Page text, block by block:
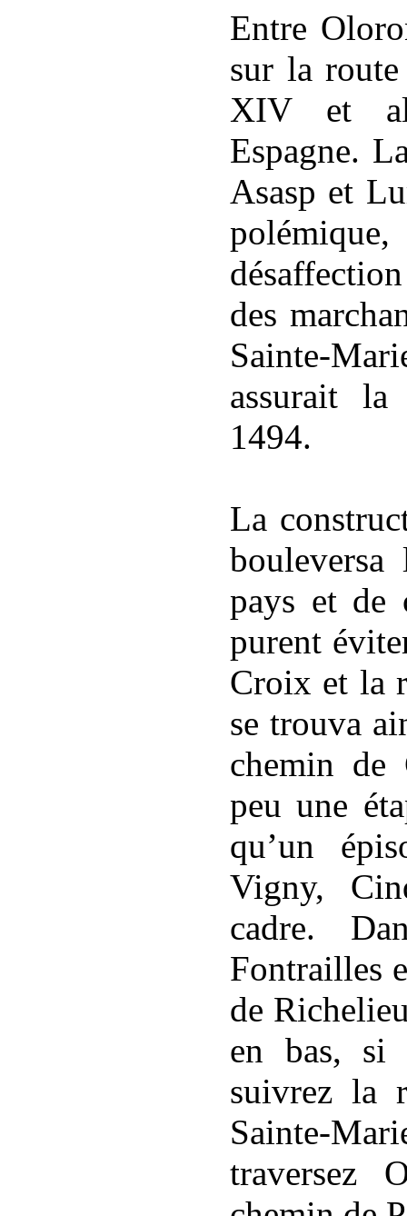
Entre
sur la
XIV et
Espagne.
Asasp et
des
Sainte-
assurait la
1494.
La
pays et de
purent
Croix et la
se trouva
chemin de
peu une
qu’un
Vigny,
cadre.
Fontrailles
de
en bas, si
suivrez la
Sainte-
traversez